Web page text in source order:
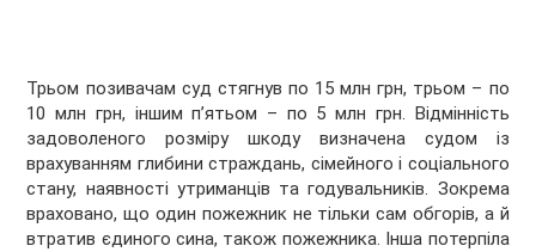
Трьом позивачам суд стягнув по 15 млн грн, трьом – по
10 млн грн, іншим п’ятьом – по 5 млн грн. Відмінність
задоволеного розміру шкоду визначена судом із
врахуванням глибини страждань, сімейного і соціального
стану, наявності утриманців та годувальників. Зокрема
враховано, що один пожежник не тільки сам обгорів, а й
втратив єдиного сина, також пожежника. Інша потерпіла